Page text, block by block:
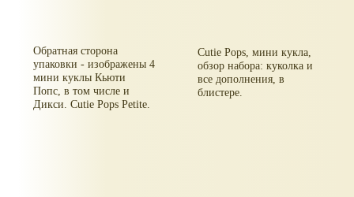
Обратная сторона
упаковки - изображены 4
мини куклы Кьюти
Попс, в том числе и
Дикси. Cutie Pops Petite.
Cutie Pops, мини кукла,
обзор набора: куколка и
все дополнения, в
блистере.